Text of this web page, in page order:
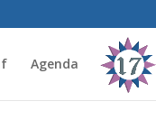
Agenda